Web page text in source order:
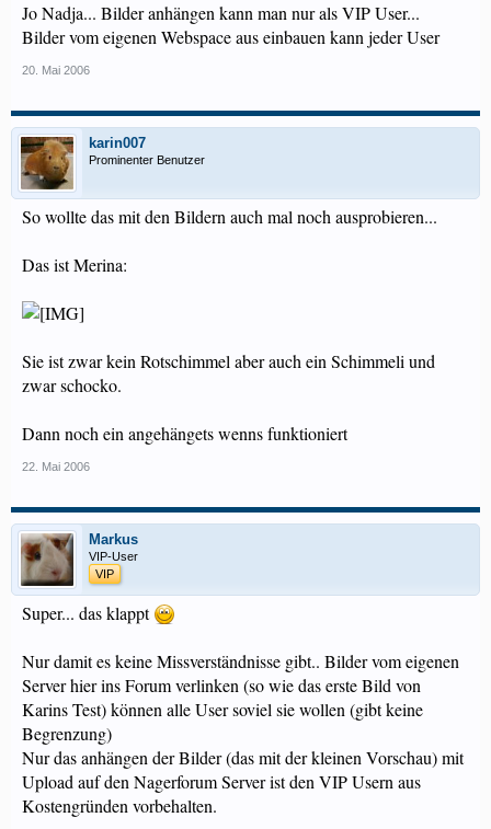
Jo Nadja... Bilder anhängen kann man nur als VIP User...
Bilder vom eigenen Webspace aus einbauen kann jeder User
20. Mai 2006
karin007
Prominenter Benutzer
So wollte das mit den Bildern auch mal noch ausprobieren...
Das ist Merina:
Sie ist zwar kein Rotschimmel aber auch ein Schimmeli und
zwar schocko.
Dann noch ein angehängets wenns funktioniert
22. Mai 2006
Markus
VIP-User
VIP
Super... das klappt
Nur damit es keine Missverständnisse gibt.. Bilder vom eigenen
Server hier ins Forum verlinken (so wie das erste Bild von
Karins Test) können alle User soviel sie wollen (gibt keine
Begrenzung)
Nur das anhängen der Bilder (das mit der kleinen Vorschau) mit
Upload auf den Nagerforum Server ist den VIP Usern aus
Kostengründen vorbehalten.